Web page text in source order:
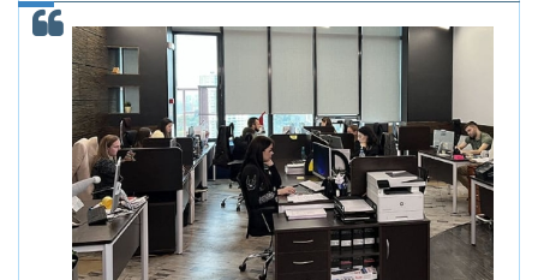
ОНАС
КОНТАКТЫ